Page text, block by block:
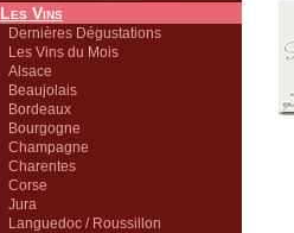
Les Vins
Dernières Dégustations
Les Vins du Mois
Alsace
Beaujolais
Bordeaux
Bourgogne
Champagne
Charentes
Corse
Jura
Languedoc / Roussillon